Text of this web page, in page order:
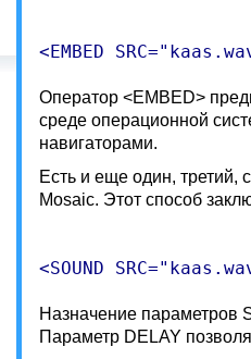
Оператор <EMBED>
среде операционной
навигаторами.
Есть и еще один, третий,
Mosaic. Этот способ
Назначение параметров
Параметр DELAY